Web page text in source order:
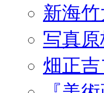
新海
写真
畑正